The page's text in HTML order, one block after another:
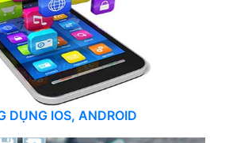
DỤNG IOS, ANDROID